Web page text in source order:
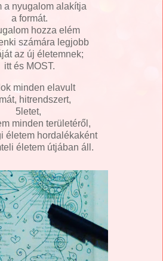
a nyugalom alakítja
a formát.
hozza elém
számára legjobb
az új életemnek;
itt és MOST.
minden elavult
hitrendszert,
5letet,
minden területéről,
életem hordalékaként
életem útjában áll.